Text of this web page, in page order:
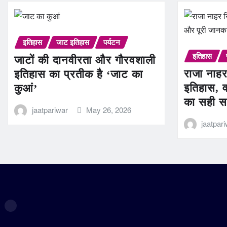
इतिहास जाट इतिहास पर्यटन
जाटों की दानवीरता और गौरवशाली
इतिहास का प्रतीक है ‘जाट का
कुआं’
jaatpariwar May 26, 2026
इतिहास
राजा
इतिहास,
का सही